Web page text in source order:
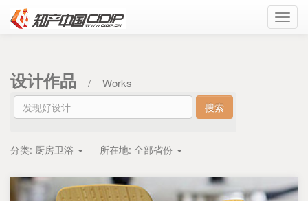
设计作品 / Works
分类: 厨房卫浴 所在地: 全部省份